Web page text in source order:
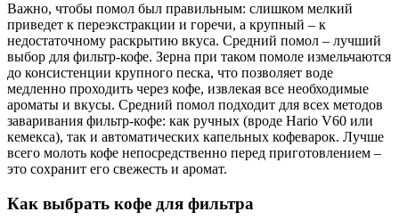
Важно, чтобы помол был правильным: слишком мелкий
приведет к переэкстракции и горечи, а крупный – к
недостаточному раскрытию вкуса. Средний помол – лучший
выбор для фильтр-кофе. Зерна при таком помоле измельчаются
до консистенции крупного песка, что позволяет воде
медленно проходить через кофе, извлекая все необходимые
ароматы и вкусы. Средний помол подходит для всех методов
заваривания фильтр-кофе: как ручных (вроде Hario V60 или
кемекса), так и автоматических капельных кофеварок. Лучше
всего молоть кофе непосредственно перед приготовлением –
это сохранит его свежесть и аромат.
Как выбрать кофе для фильтра